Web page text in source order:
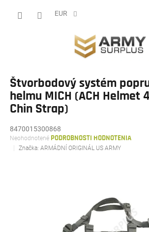
EUR
Štvorbodový systém
helmu MICH (ACH Helmet
Chin Strap)
8470015300868
Priemerné
hodnotenie
produktu
Neohodnotené PODROBNOSTI HODNOTENIA
Značka: ARMÁDNÍ ORIGINÁL US ARMY